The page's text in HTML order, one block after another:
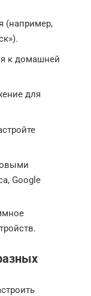
(например,
к домашней
для
Google